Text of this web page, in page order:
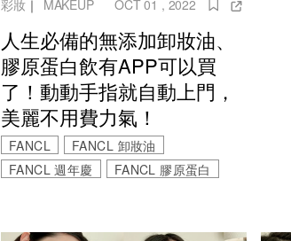
彩妝｜ MAKEUP OCT 01 , 2022
人生必備的無添加卸妝油、
膠原蛋白飲有APP可以買
了！動動手指就自動上門，
美麗不用費力氣！
FANCL
FANCL 卸妝油
FANCL 週年慶
FANCL 膠原蛋白